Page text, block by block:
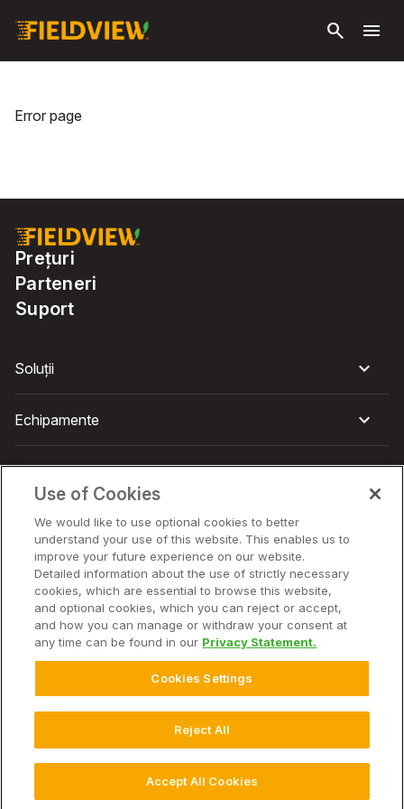
search menu
Error page
Prețuri
Parteneri
Suport
Soluții
Echipamente
Companie
© 2026 Climate LLC. Toate drepturile rezervate.
Politica de confidențialitate
Politica de confidențialitate – Întrebări frecvente
Despre noi
Divulgarea, notificarea și consimțământul privind modulele
Contract privind accesul la date
Declarația deținătorului de date conform Legii privind
Setări cookie-uri
Use of Cookies
We would like to use optional cookies to better
understand your use of this website. This enables us to
improve your future experience on our website.
Detailed information about the use of strictly necessary
cookies, which are essential to browse this website,
and optional cookies, which you can reject or accept,
and how you can manage or withdraw your consent at
any time can be found in our Privacy Statement.
Cookies Settings
Reject All
Accept All Cookies